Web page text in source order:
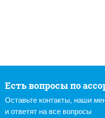
Есть вопросы по
Оставьте контакты, наши
и ответят на все вопросы